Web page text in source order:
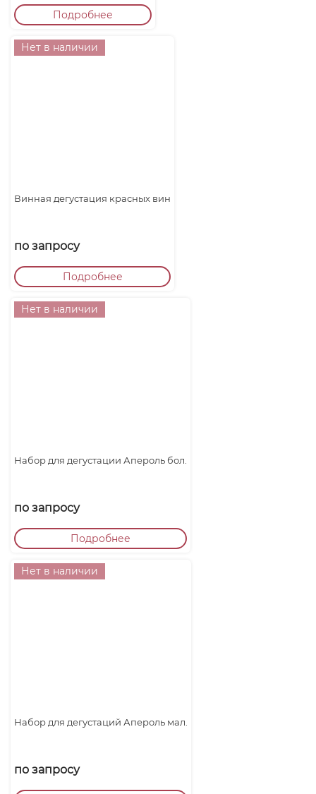
Подробнее
Нет в наличии
Винная дегустация красных вин
по запросу
Подробнее
Нет в наличии
Набор для дегустации Апероль бол.
по запросу
Подробнее
Нет в наличии
Набор для дегустаций Апероль мал.
по запросу